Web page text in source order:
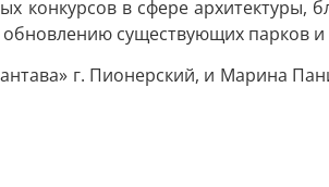
в сфере архитектуры,
существующих парков и
г. Пионерский, и Марина